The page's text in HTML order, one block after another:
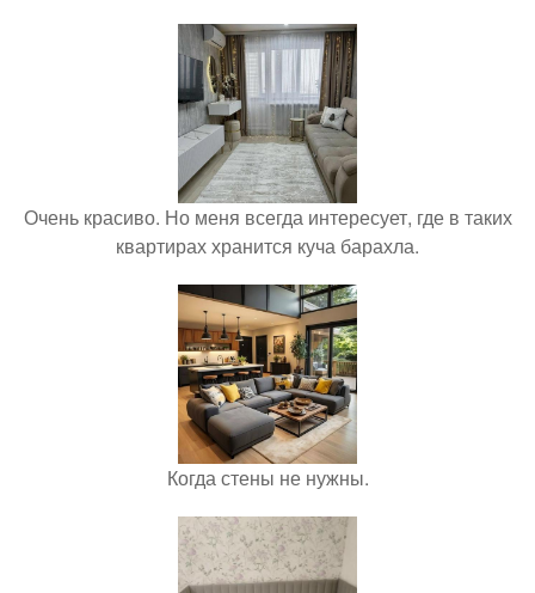
Очень красиво. Но меня всегда интересует, где в таких
квартирах хранится куча барахла.
Когда стены не нужны.